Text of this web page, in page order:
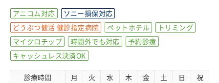
アニコム対応
ソニー損保対応
どうぶつ健活 健診指定病院
ペットホテル
トリミング
マイクロチップ
時間外でも対応
予約診療
キャッシュレス決済OK
診療時間 月 火 水 木 金 土 日 祝